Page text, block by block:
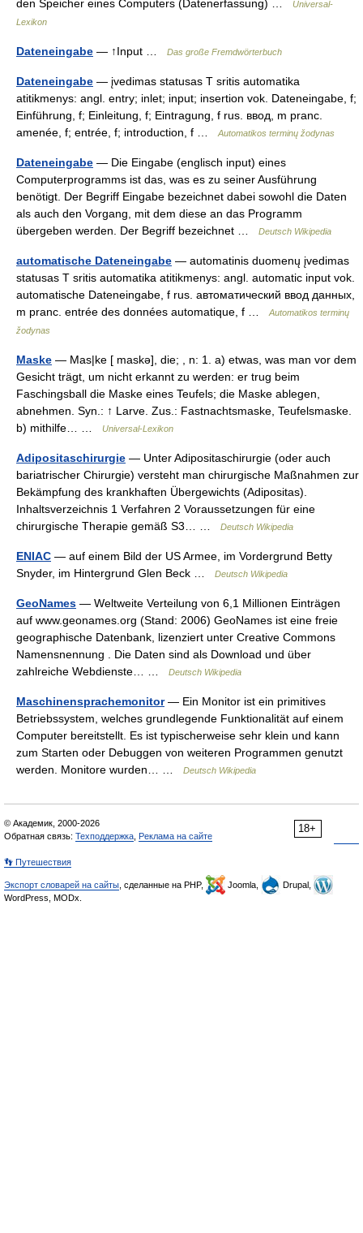
den Speicher eines Computers (Datenerfassung) …
Universal-
Lexikon
Dateneingabe — ↑Input … Das große Fremdwörterbuch
Dateneingabe — įvedimas statusas T sritis automatika
atitikmenys: angl. entry; inlet; input; insertion vok. Dateneingabe, f;
Einführung, f; Einleitung, f; Eintragung, f rus. ввод, m pranc.
amenée, f; entrée, f; introduction, f …
Automatikos terminų žodynas
Dateneingabe — Die Eingabe (englisch input) eines
Computerprogramms ist das, was es zu seiner Ausführung
benötigt. Der Begriff Eingabe bezeichnet dabei sowohl die Daten
als auch den Vorgang, mit dem diese an das Programm
übergeben werden. Der Begriff bezeichnet …
Deutsch Wikipedia
automatische Dateneingabe — automatinis duomenų įvedimas
statusas T sritis automatika atitikmenys: angl. automatic input vok.
automatische Dateneingabe, f rus. автоматический ввод данных,
m pranc. entrée des données automatique, f …
Automatikos terminų
žodynas
Maske — Mas|ke [ maskə], die; , n: 1. a) etwas, was man vor dem
Gesicht trägt, um nicht erkannt zu werden: er trug beim
Faschingsball die Maske eines Teufels; die Maske ablegen,
abnehmen. Syn.: ↑ Larve. Zus.: Fastnachtsmaske, Teufelsmaske.
b) mithilfe… …
Universal-Lexikon
Adipositaschirurgie — Unter Adipositaschirurgie (oder auch
bariatrischer Chirurgie) versteht man chirurgische Maßnahmen zur
Bekämpfung des krankhaften Übergewichts (Adipositas).
Inhaltsverzeichnis 1 Verfahren 2 Voraussetzungen für eine
chirurgische Therapie gemäß S3… …
Deutsch Wikipedia
ENIAC — auf einem Bild der US Armee, im Vordergrund Betty
Snyder, im Hintergrund Glen Beck …
Deutsch Wikipedia
GeoNames — Weltweite Verteilung von 6,1 Millionen Einträgen
auf www.geonames.org (Stand: 2006) GeoNames ist eine freie
geographische Datenbank, lizenziert unter Creative Commons
Namensnennung . Die Daten sind als Download und über
zahlreiche Webdienste… …
Deutsch Wikipedia
Maschinensprachemonitor— Ein Monitor ist ein primitives
Betriebssystem, welches grundlegende Funktionalität auf einem
Computer bereitstellt. Es ist typischerweise sehr klein und kann
zum Starten oder Debuggen von weiteren Programmen genutzt
werden. Monitore wurden… …
Deutsch Wikipedia
18+
© Академик, 2000-2026
Обратная связь: Техподдержка Реклама на сайте
👣 Путешествия
Экспорт словарей на сайты , сделанные на PHP, Joomla,
Drupal,
WordPress, MODx.